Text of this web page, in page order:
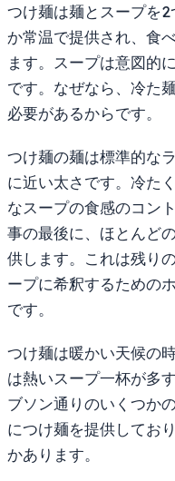
つけ麺は麺とスープを
か常温で提供され、食
ます。スープは意図的
です。なぜなら、冷た
必要があるからです。
つけ麺の麺は標準的な
に近い太さです。冷た
なスープの食感のコン
事の最後に、ほとんど
供します。これは残り
ープに希釈するための
です。
つけ麺は暖かい天候の
は熱いスープ一杯が多
ブソン通りのいくつか
につけ麺を提供してお
かあります。